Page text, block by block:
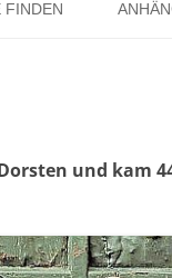
FINDEN
DIE WELTKRIEGELINKS
und kam